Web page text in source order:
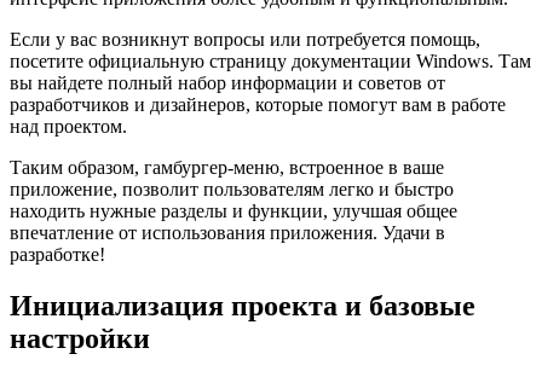
Если у вас возникнут вопросы или потребуется помощь,
посетите официальную страницу документации Windows. Там
вы найдете полный набор информации и советов от
разработчиков и дизайнеров, которые помогут вам в работе
над проектом.
Таким образом, гамбургер-меню, встроенное в ваше
приложение, позволит пользователям легко и быстро
находить нужные разделы и функции, улучшая общее
впечатление от использования приложения. Удачи в
разработке!
Инициализация проекта и базовые
настройки